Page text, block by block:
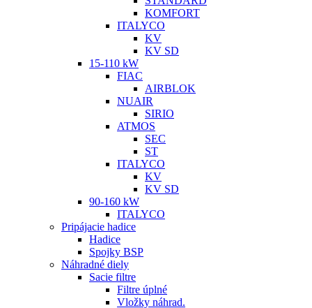
KOMFORT
ITALYCO
KV
KV SD
15-110 kW
FIAC
AIRBLOK
NUAIR
SIRIO
ATMOS
SEC
ST
ITALYCO
KV
KV SD
90-160 kW
ITALYCO
Pripájacie hadice
Hadice
Spojky BSP
Náhradné diely
Sacie filtre
Filtre úplné
Vložky náhrad.